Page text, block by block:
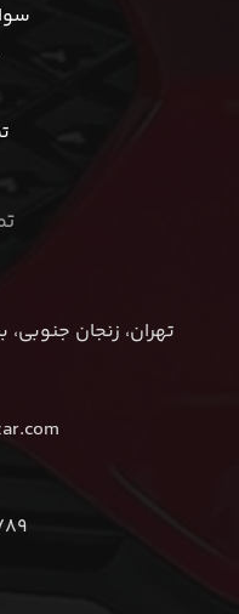
تهران، زنجان جنوبی،